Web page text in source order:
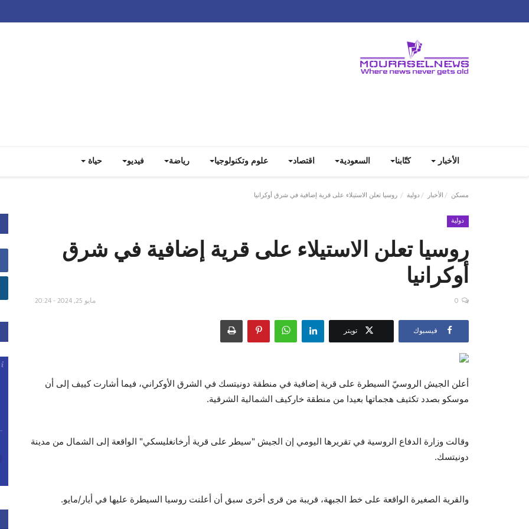
الأخبار كتّابنا السعودية اقتصاد علوم وتكنولوجيا رياضة فيديو حياة
مسكن الأخبار دولية روسيا تعلن الاستيلاء على قرية إضافية في شرق أوكرانيا
دولية
روسيا تعلن الاستيلاء على قرية إضافية في شرق
أوكرانيا
مايو 25, 2024 - 20:24 0
فيسبوك تويتر
أعلن الجيش الروسيّ السيطرة على قرية إضافية في منطقة دونيتسك في الشرق الأوكراني، فيما أشارت كييف إلى أن
موسكو بصدد تكثيف هجماتها بعيدا من منطقة خاركيف الشمالية الشرقية.
وقالت وزارة الدفاع الروسية في تقريرها اليومي إن الجيش "سيطر على قرية أرخانغليسكي" الواقعة إلى الشمال من مدينة
دونيتسك.
والقرية الصغيرة الواقعة على خط الجبهة، قريبة من قرى أخرى سبق أن أعلنت روسيا السيطرة عليها في أيار/مايو.